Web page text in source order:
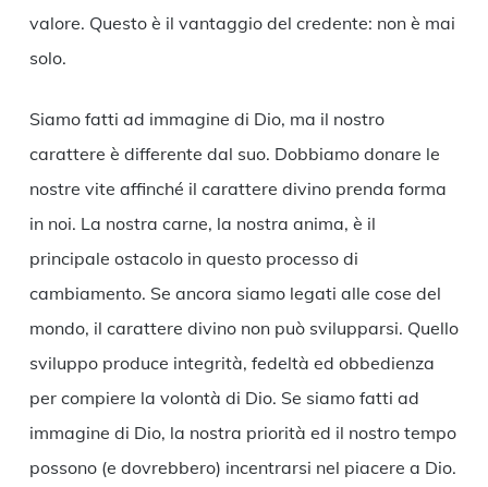
valore. Questo è il vantaggio del credente: non è mai
solo.
Siamo fatti ad immagine di Dio, ma il nostro
carattere è differente dal suo. Dobbiamo donare le
nostre vite affinché il carattere divino prenda forma
in noi. La nostra carne, la nostra anima, è il
principale ostacolo in questo processo di
cambiamento. Se ancora siamo legati alle cose del
mondo, il carattere divino non può svilupparsi. Quello
sviluppo produce integrità, fedeltà ed obbedienza
per compiere la volontà di Dio. Se siamo fatti ad
immagine di Dio, la nostra priorità ed il nostro tempo
possono (e dovrebbero) incentrarsi nel piacere a Dio.